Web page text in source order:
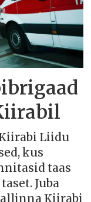
Liidu
kus
taas
Juba
Kiirabi